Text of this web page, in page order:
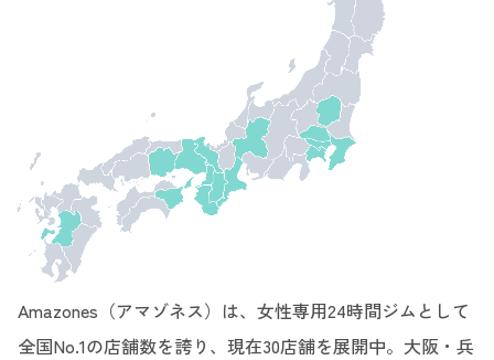
Amazones（アマゾネス）は、女性専用24時間ジムとして
全国No.1の店舗数を誇り、現在30店舗を展開中。大阪・兵